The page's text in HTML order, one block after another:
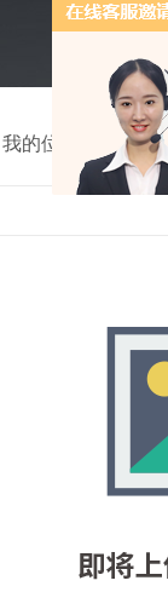
我的位置： 首页>